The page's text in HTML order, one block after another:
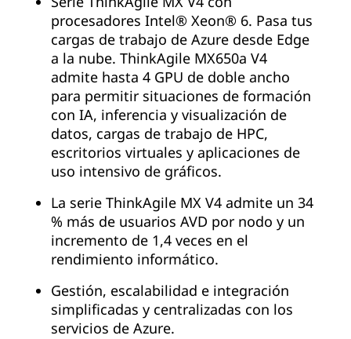
procesadores Intel® Xeon® 6. Pasa tus
cargas de trabajo de Azure desde Edge
a la nube. ThinkAgile MX650a V4
admite hasta 4 GPU de doble ancho
para permitir situaciones de formación
con IA, inferencia y visualización de
datos, cargas de trabajo de HPC,
escritorios virtuales y aplicaciones de
uso intensivo de gráficos.
La serie ThinkAgile MX V4 admite un 34
% más de usuarios AVD por nodo y un
incremento de 1,4 veces en el
rendimiento informático.
Gestión, escalabilidad e integración
simplificadas y centralizadas con los
servicios de Azure.